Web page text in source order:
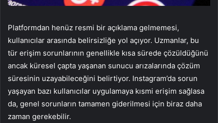
Platformdan henüz resmi bir açıklama gelmemesi,
kullanıcılar arasında belirsizliğe yol açıyor. Uzmanlar, bu
tür erişim sorunlarının genellikle kısa sürede çözüldüğünü
ancak küresel çapta yaşanan sunucu arızalarında çözüm
süresinin uzayabileceğini belirtiyor. Instagram’da sorun
yaşayan bazı kullanıcılar uygulamaya kısmi erişim sağlasa
da, genel sorunların tamamen giderilmesi için biraz daha
zaman gerekebilir.